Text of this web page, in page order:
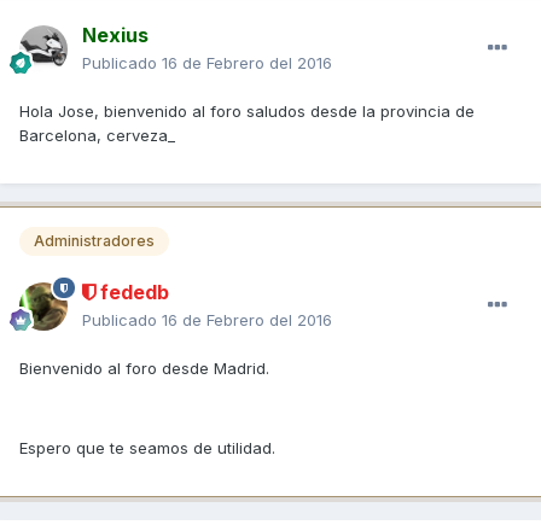
Nexius
Publicado 16 de Febrero del 2016
Hola Jose, bienvenido al foro saludos desde la provincia de
Barcelona, cerveza_
Administradores
fededb
Publicado 16 de Febrero del 2016
Bienvenido al foro desde Madrid.
Espero que te seamos de utilidad.